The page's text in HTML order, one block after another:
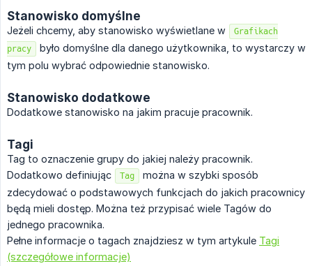
Stanowisko domyślne
Jeżeli chcemy, aby stanowisko wyświetlane w
Grafikach
pracy
było domyślne dla danego użytkownika, to wystarczy w
tym polu wybrać odpowiednie stanowisko.
Stanowisko dodatkowe
Dodatkowe stanowisko na jakim pracuje pracownik.
Tagi
Tag to oznaczenie grupy do jakiej należy pracownik.
Dodatkowo definiując
Tag
można w szybki sposób
zdecydować o podstawowych funkcjach do jakich pracownicy
będą mieli dostęp. Można też przypisać wiele Tagów do
jednego pracownika.
Pełne informacje o tagach znajdziesz w tym artykule Tagi
(szczegółowe informacje)